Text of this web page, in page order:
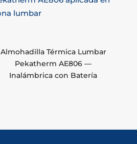
Almohadilla Térmica Lumbar
Pekatherm AE806 —
Inalámbrica con Batería